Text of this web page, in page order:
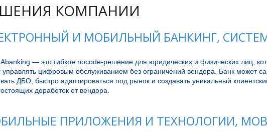
КОМПАНИИ
И МОБИЛЬНЫЙ БАНКИНГ,
— это гибкое nocode-решение для юридических и физических лиц,
управлять цифровым обслуживанием без ограничений вендора. Банк может
ДБО, быстро адаптироваться под рынок и создавать уникальный
доработок от вендора.
ПРИЛОЖЕНИЯ И ТЕХНОЛОГИИ,